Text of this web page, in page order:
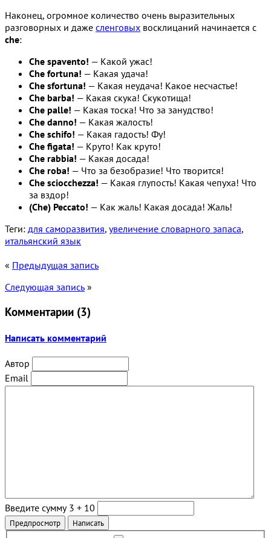
Наконец, огромное количество очень выразительных
разговорных и даже сленговых восклицаний начинается с
che:
Che spavento! — Какой ужас!
Che fortuna! — Какая удача!
Che sfortuna! — Какая неудача! Какое несчастье!
Che barba! — Какая скука! Скукотища!
Che palle! — Какая тоска! Что за занудство!
Che danno! — Какая жалость!
Che schifo! — Какая гадость! Фу!
Che figata! — Круто! Как круто!
Che rabbia! — Какая досада!
Che roba! — Что за безобразие! Что творится!
Che sciocchezza! — Какая глупость! Какая чепуха! Что
за вздор!
(Che) Peccato! — Как жаль! Какая досада! Жаль!
Теги: для саморазвития, увеличение словарного запаса,
итальянский язык
« Предыдущая запись
Следующая запись »
Комментарии (3)
Написать комментарий
Автор
Email
Введите сумму 3 + 10